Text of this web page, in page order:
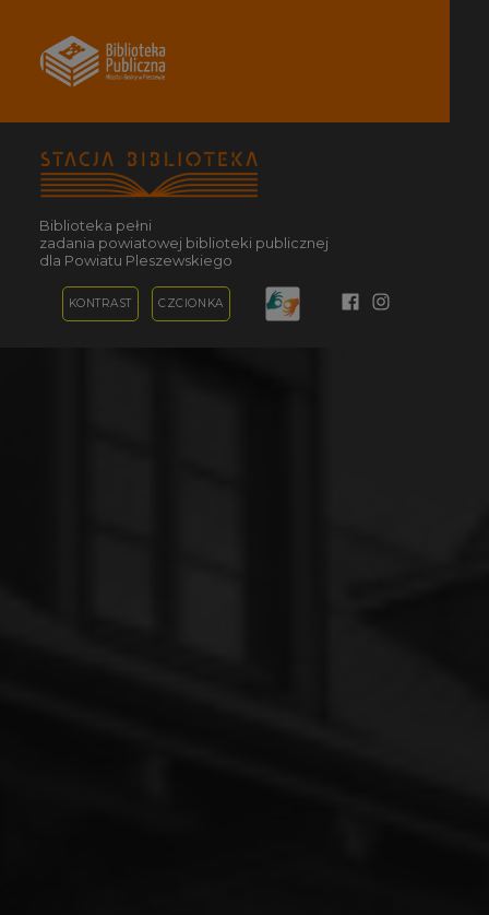
Biblioteka Publiczna Miasta i
PEŁNIĄCA ZADANIA BIBLIOTEKI POWIATOWEJ
Biblioteka pełni
zadania powiatowej biblioteki publicznej
dla Powiatu Pleszewskiego
KONTRAST CZCIONKA
Facebook
Instagram